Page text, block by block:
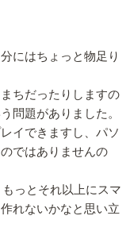
にはちょっと物足り
ちだったりしますの
問題がありました。
イできますし、パソ
ではありませんの
っとそれ以上にスマ
れないかなと思い立